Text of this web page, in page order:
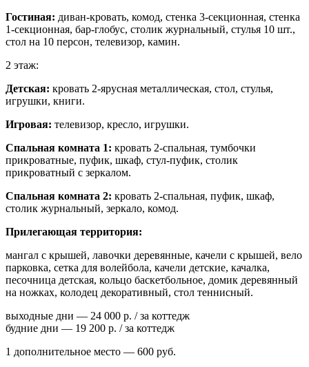
Гостиная: диван-кровать, комод, стенка 3-секционная, стенка
1-секционная, бар-глобус, столик журнальный, стулья 10 шт.,
стол на 10 персон, телевизор, камин.
2 этаж:
Детская: кровать 2-ярусная металлическая, стол, стулья,
игрушки, книги.
Игровая: телевизор, кресло, игрушки.
Спальная комната 1: кровать 2-спальная, тумбочки
прикроватные, пуфик, шкаф, стул-пуфик, столик
прикроватный с зеркалом.
Спальная комната 2: кровать 2-спальная, пуфик, шкаф,
столик журнальный, зеркало, комод.
Прилегающая территория:
мангал с крышей, лавочки деревянные, качели с крышей, вело
парковка, сетка для волейбола, качели детские, качалка,
песочница детская, кольцо баскетбольное, домик деревянный
на ножках, колодец декоративный, стол теннисный.
выходные дни — 24 000 р. / за коттедж
будние дни — 19 200 р. / за коттедж
1 дополнительное место — 600 руб.